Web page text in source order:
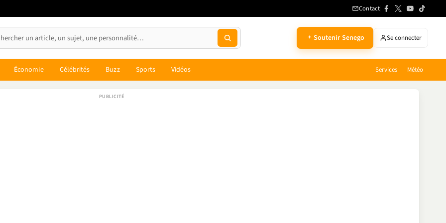
Contact
Soutenir Senego Se connecter
Économie Célébrités Buzz Sports Vidéos Services Météo